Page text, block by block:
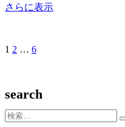
さらに表示冬
キ
シ
固
ジ
1 固
ジ
2 … 固
ー
ジ
6次
ー
ジ
search
検